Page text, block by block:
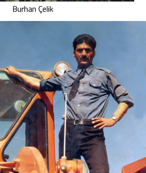
Burhan Çelik